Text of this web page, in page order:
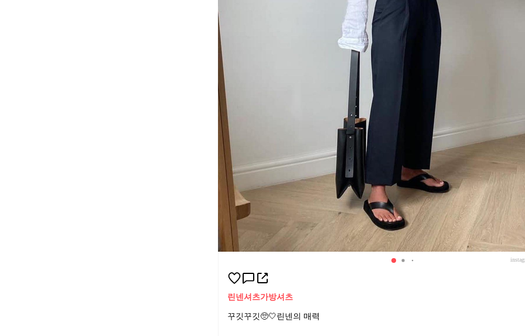
린넨셔츠가방셔츠
꾸깃꾸깃🥺🤍린넨의 매력